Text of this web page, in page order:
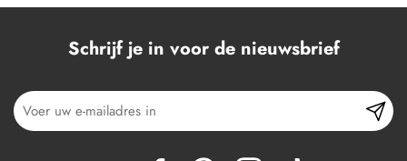
Schrijf je in voor de nieuwsbrief